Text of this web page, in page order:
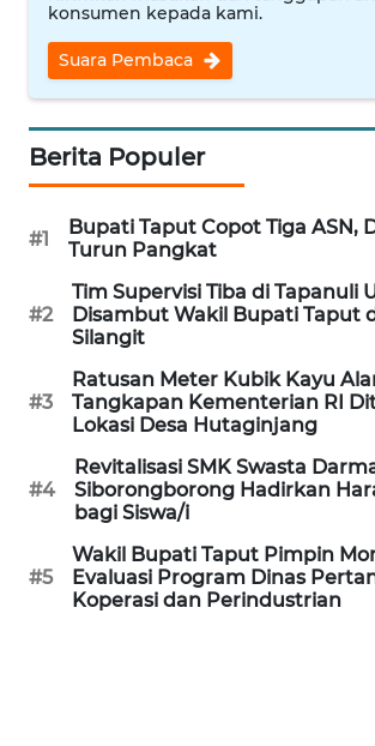
konsumen kepada kami.
Suara Pembaca
Berita Populer
#1
Bupati Taput Copot Tiga ASN,
Turun Pangkat
#2
Tim Supervisi Tiba di Tapanuli
Disambut Wakil Bupati Taput
Silangit
#3
Ratusan Meter Kubik Kayu
Tangkapan Kementerian RI
Lokasi Desa Hutaginjang
#4
Revitalisasi SMK Swasta
Siborongborong Hadirkan
bagi Siswa/i
#5
Wakil Bupati Taput Pimpin
Evaluasi Program Dinas
Koperasi dan Perindustrian
WAHANANEWS
CO ID
WAHANANEWS
NET
WAHANA
SPORT
WAHANA
UMKM
WAHANA
SELEB
WAHANA
PERSONA
WAHANA
OTOMOTIF